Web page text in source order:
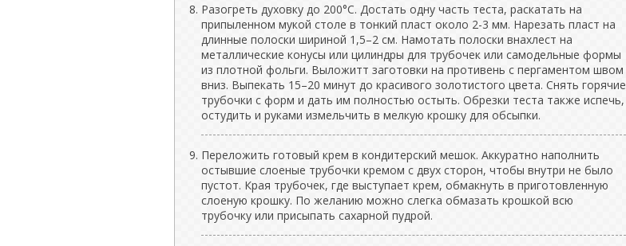
Разогреть духовку до 200°C. Достать одну часть теста, раскатать на
припыленном мукой столе в тонкий пласт около 2-3 мм. Нарезать пласт на
длинные полоски шириной 1,5–2 см. Намотать полоски внахлест на
металлические конусы или цилиндры для трубочек или самодельные формы
из плотной фольги. Выложитт заготовки на противень с пергаментом швом
вниз. Выпекать 15–20 минут до красивого золотистого цвета. Снять горячие
трубочки с форм и дать им полностью остыть. Обрезки теста также испечь,
остудить и руками измельчить в мелкую крошку для обсыпки.
Переложить готовый крем в кондитерский мешок. Аккуратно наполнить
остывшие слоеные трубочки кремом с двух сторон, чтобы внутри не было
пустот. Края трубочек, где выступает крем, обмакнуть в приготовленную
слоеную крошку. По желанию можно слегка обмазать крошкой всю
трубочку или присыпать сахарной пудрой.